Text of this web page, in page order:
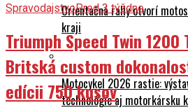
Orientačná rally otvorí
kraji
Motocykel 2026 rastie:
technológie aj motorkársku
SpravodajstvoPred 3 týždne
Triumph Speed Twin 1200
Britská custom
edícii 750 kusov